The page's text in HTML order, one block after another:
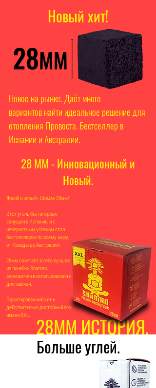
Новый хит!
Новое на рынке. Даёт много
вариантов найти идеальное решение для
отопления Провоста. Бестселлер в
Испании и Австралии.
28 ММ - Инновационный и
Новый.
28MM ИСТОРИЯ.
Яркий и новый - Шаман 28мм!
Этот уголь был впервые
запущен в Испании, и с
невероятным успехом стал
бестселлером по всему миру,
от Канады до Австралии!
28мм сочетает в себе лучшее
из линейки Shaman,
экономичен в использовании и
долговечен.
Гарантированный хит и
действительно достойный его
имени XXL.
Больше углей.